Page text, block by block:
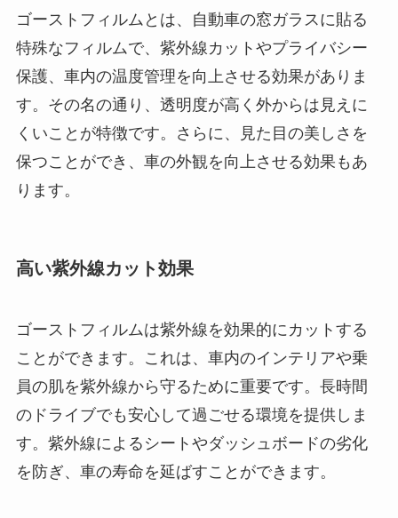
ゴーストフィルムとは、自動車の窓ガラスに貼る
特殊なフィルムで、紫外線カットやプライバシー
保護、車内の温度管理を向上させる効果がありま
す。その名の通り、透明度が高く外からは見えに
くいことが特徴です。さらに、見た目の美しさを
保つことができ、車の外観を向上させる効果もあ
ります。
高い紫外線カット効果
ゴーストフィルムは紫外線を効果的にカットする
ことができます。これは、車内のインテリアや乗
員の肌を紫外線から守るために重要です。長時間
のドライブでも安心して過ごせる環境を提供しま
す。紫外線によるシートやダッシュボードの劣化
を防ぎ、車の寿命を延ばすことができます。